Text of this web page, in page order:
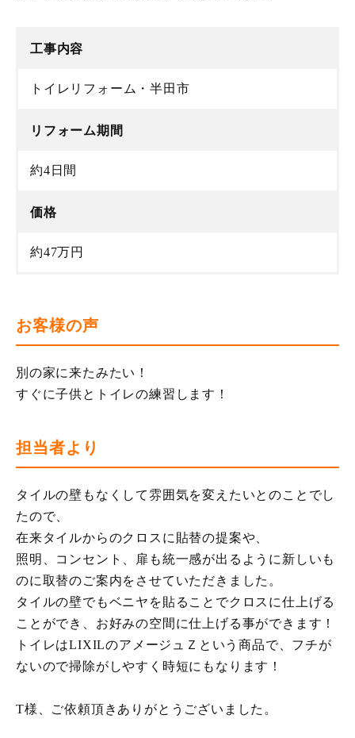
工事内容
トイレリフォーム・半田市
リフォーム期間
約4日間
価格
約47万円
お客様の声
別の家に来たみたい！
すぐに子供とトイレの練習します！
担当者より
タイルの壁もなくして雰囲気を変えたいとのことでし
たので、
在来タイルからのクロスに貼替の提案や、
照明、コンセント、扉も統一感が出るように新しいも
のに取替のご案内をさせていただきました。
タイルの壁でもベニヤを貼ることでクロスに仕上げる
ことができ、お好みの空間に仕上げる事ができます！
トイレはLIXILのアメージュＺという商品で、フチが
ないので掃除がしやすく時短にもなります！
T様、ご依頼頂きありがとうございました。